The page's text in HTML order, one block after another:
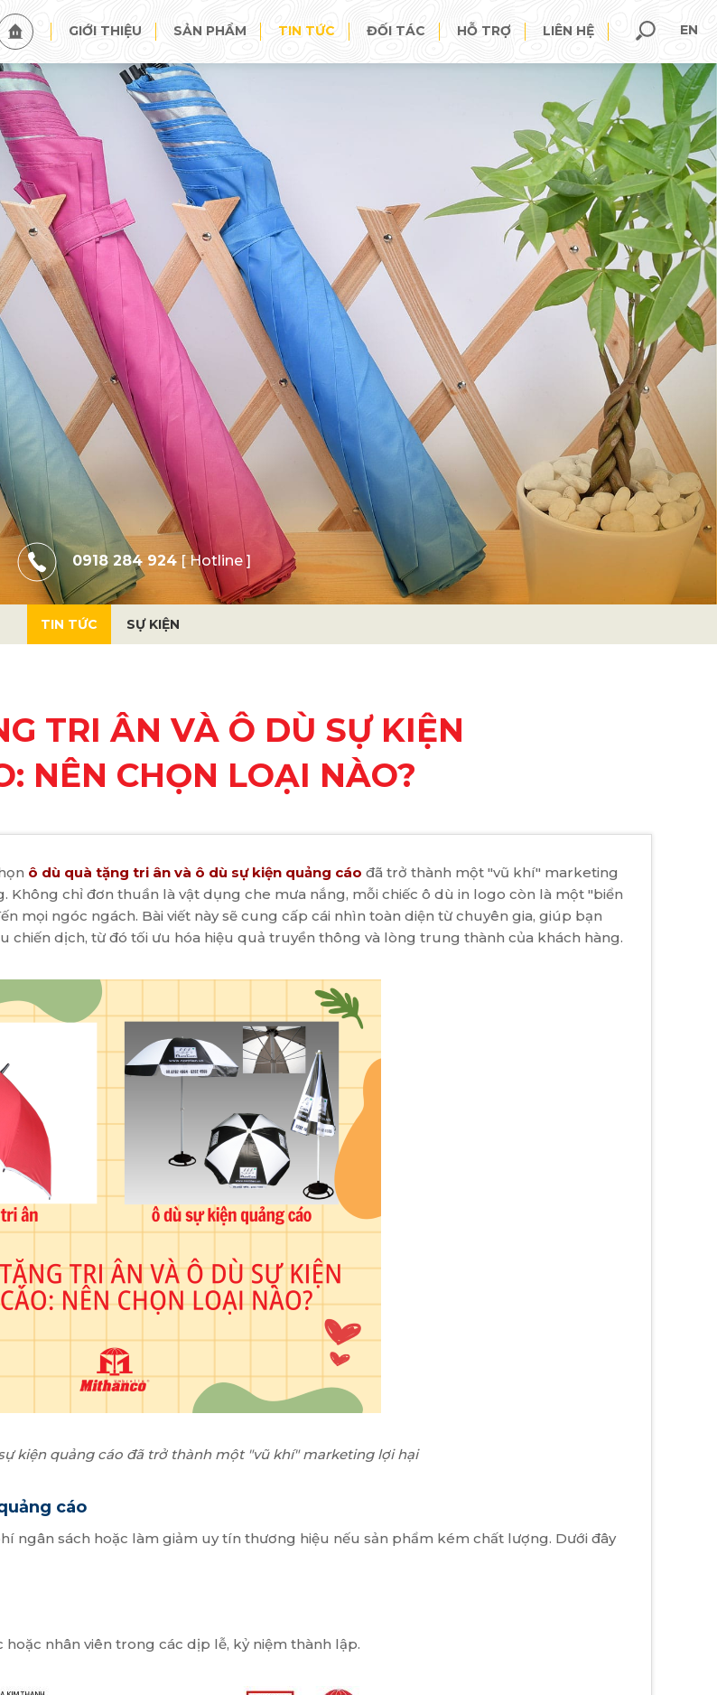
EN
GIỚI THIỆU SẢN PHẨM TIN TỨC ĐỐI TÁC HỖ TRỢ LIÊN HỆ
TIN TỨC SỰ KIỆN
0918 284 924 [ Hotline ]
TIN TỨC SỰ KIỆN
TRI ÂN VÀ Ô DÙ SỰ KIỆN
NÊN CHỌN LOẠI NÀO?
ô dù quà tặng tri ân và ô dù sự kiện quảng cáo đã trở thành một "vũ khí" marketing
Không chỉ đơn thuần là vật dụng che mưa nắng, mỗi chiếc ô dù in logo còn là một "biển
mọi ngóc ngách. Bài viết này sẽ cung cấp cái nhìn toàn diện từ chuyên gia, giúp bạn
chiến dịch, từ đó tối ưu hóa hiệu quả truyền thông và lòng trung thành của khách hàng.
kiện quảng cáo đã trở thành một "vũ khí" marketing lợi hại
cáo
ngân sách hoặc làm giảm uy tín thương hiệu nếu sản phẩm kém chất lượng. Dưới đây
nhân viên trong các dịp lễ, kỷ niệm thành lập.